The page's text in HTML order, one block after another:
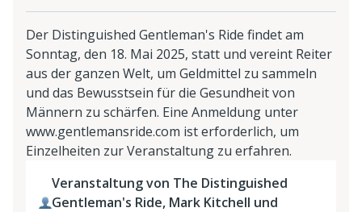
Der Distinguished Gentleman's Ride findet am
Sonntag, den 18. Mai 2025, statt und vereint Reiter
aus der ganzen Welt, um Geldmittel zu sammeln
und das Bewusstsein für die Gesundheit von
Männern zu schärfen. Eine Anmeldung unter
www.gentlemansride.com ist erforderlich, um
Einzelheiten zur Veranstaltung zu erfahren.
Veranstaltung von The Distinguished
Gentleman's Ride, Mark Kitchell und